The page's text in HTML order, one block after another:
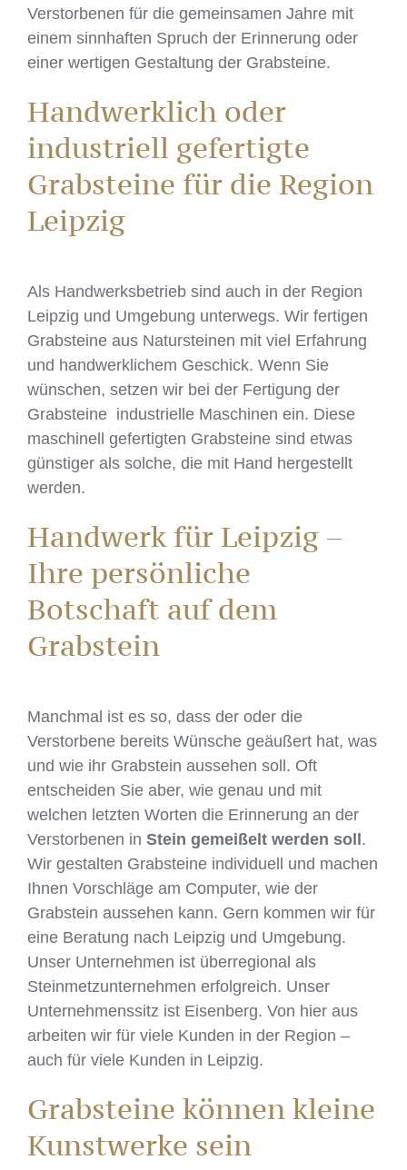
Verstorbenen für die gemeinsamen Jahre mit
einem sinnhaften Spruch der Erinnerung oder
einer wertigen Gestaltung der Grabsteine.
Handwerklich oder
industriell gefertigte
Grabsteine für die Region
Leipzig
Als Handwerksbetrieb sind auch in der Region
Leipzig und Umgebung unterwegs. Wir fertigen
Grabsteine aus Natursteinen mit viel Erfahrung
und handwerklichem Geschick. Wenn Sie
wünschen, setzen wir bei der Fertigung der
Grabsteine industrielle Maschinen ein. Diese
maschinell gefertigten Grabsteine sind etwas
günstiger als solche, die mit Hand hergestellt
werden.
Handwerk für Leipzig –
Ihre persönliche
Botschaft auf dem
Grabstein
Manchmal ist es so, dass der oder die
Verstorbene bereits Wünsche geäußert hat, was
und wie ihr Grabstein aussehen soll. Oft
entscheiden Sie aber, wie genau und mit
welchen letzten Worten die Erinnerung an der
Verstorbenen in Stein gemeißelt werden soll .
Wir gestalten Grabsteine individuell und machen
Ihnen Vorschläge am Computer, wie der
Grabstein aussehen kann. Gern kommen wir für
eine Beratung nach Leipzig und Umgebung.
Unser Unternehmen ist überregional als
Steinmetzunternehmen erfolgreich. Unser
Unternehmenssitz ist Eisenberg. Von hier aus
arbeiten wir für viele Kunden in der Region –
auch für viele Kunden in Leipzig.
Grabsteine können kleine
Kunstwerke sein